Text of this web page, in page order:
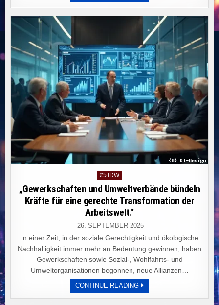
AUSWIRKUNGEN
OSTDEUTSCHLANDS
WIRTSCHAFT
FOKUS“
Posted
in
IDW
„Gewerkschaften und Umweltverbände bündeln
Kräfte für eine gerechte Transformation der
Arbeitswelt.“
26. SEPTEMBER 2025
In einer Zeit, in der soziale Gerechtigkeit und ökologische
Nachhaltigkeit immer mehr an Bedeutung gewinnen, haben
Gewerkschaften sowie Sozial-, Wohlfahrts- und
Umweltorganisationen begonnen, neue Allianzen…
CONTINUE READING„GEWERKSCHAFTEN
UND
UMWELTVERBÄNDE